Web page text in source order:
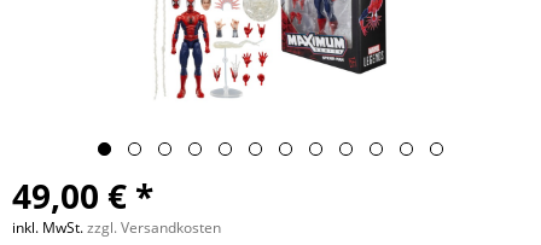
49,00 € *
inkl. MwSt.zzgl. Versandkosten